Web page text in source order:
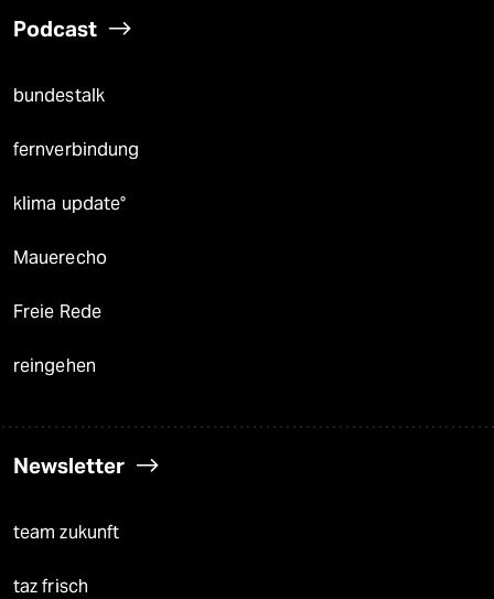
Podcast
bundestalk
fernverbindung
klima update°
Mauerecho
Freie Rede
reingehen
Newsletter
team zukunft
taz frisch